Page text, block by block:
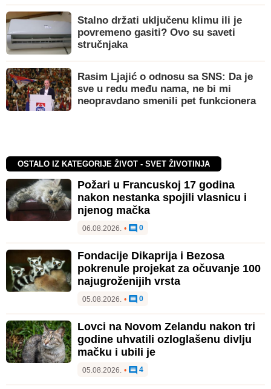
Stalno držati uključenu klimu ili je
povremeno gasiti? Ovo su saveti
stručnjaka
Rasim Ljajić o odnosu sa SNS: Da je
sve u redu među nama, ne bi mi
neopravdano smenili pet funkcionera
OSTALO IZ KATEGORIJE ŽIVOT - SVET ŽIVOTINJA
Požari u Francuskoj 17 godina
nakon nestanka spojili vlasnicu i
njenog mačka
06.08.2026. • 0
Fondacije Dikaprija i Bezosa
pokrenule projekat za očuvanje 100
najugroženijih vrsta
05.08.2026. • 0
Lovci na Novom Zelandu nakon tri
godine uhvatili ozloglašenu divlju
mačku i ubili je
05.08.2026. • 4